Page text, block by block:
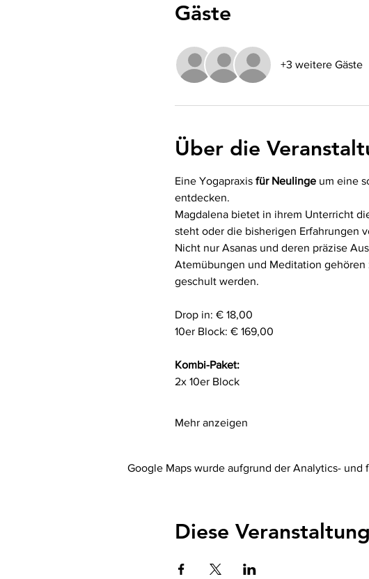
Gäste
+3 weitere Gäste
Über die
Eine Yogapraxis für Neulinge um eine
entdecken.
Magdalena bietet in ihrem Unterricht
steht oder die bisherigen Erfahrungen
Nicht nur Asanas und deren präzise
Atemübungen und Meditation gehören
geschult werden.
Drop in: € 18,00
10er Block: € 169,00
Kombi-Paket:
2x 10er Block
Mehr anzeigen
Google Maps wurde aufgrund der Analytics-
Diese